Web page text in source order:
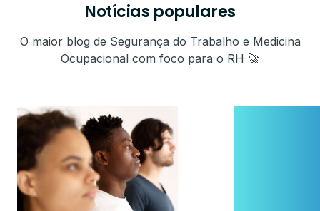
Notícias populares
O maior blog de Segurança do Trabalho e Medicina
Ocupacional com foco para o RH 🚀